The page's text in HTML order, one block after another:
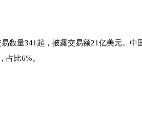
数量341起，披露交易额21亿美元。
占比6%。